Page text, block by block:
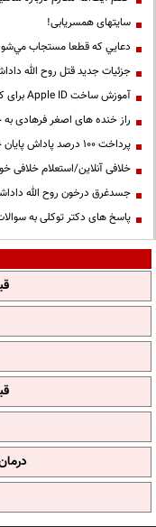
سایتهای همسریابی!
دعايي كه قطعا مستجاب
جزئیات جدید قتل روح الله
آموزش ساخت Apple ID برای کاربران ایرانی
راز خنده های اصغر فرهادی
پرداخت ۱۰۰ درصد پاداش پایان خدمت فرهنگیان
خلافی آنلاین/استعلام خلافی
جسدغرق درخون روح الله
پاسخ های دکتر توکلی به